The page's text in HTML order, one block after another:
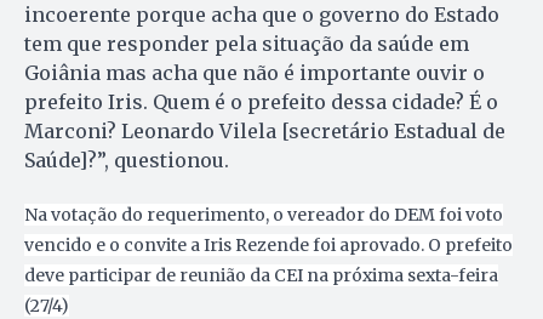
incoerente porque acha que o governo do Estado
tem que responder pela situação da saúde em
Goiânia mas acha que não é importante ouvir o
prefeito Iris. Quem é o prefeito dessa cidade? É o
Marconi? Leonardo Vilela [secretário Estadual de
Saúde]?”, questionou.
Na votação do requerimento, o vereador do DEM foi voto
vencido e o convite a Iris Rezende foi aprovado. O prefeito
deve participar de reunião da CEI na próxima sexta-feira
(27/4)